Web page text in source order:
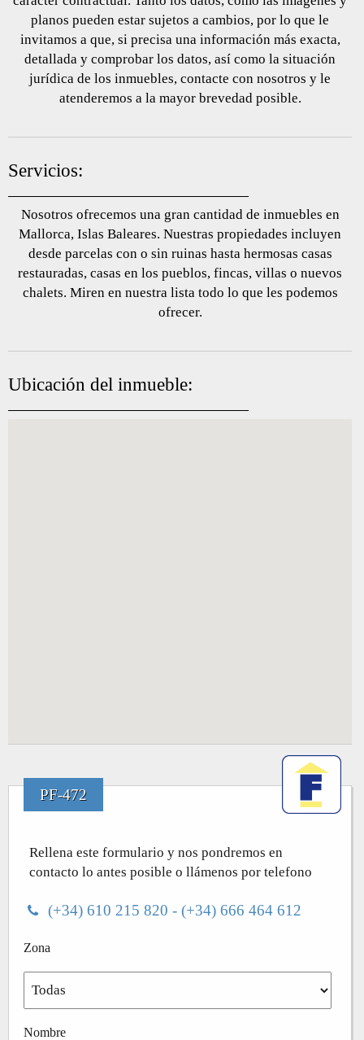
planos pueden estar sujetos a cambios, por lo que le
invitamos a que, si precisa una información más exacta,
detallada y comprobar los datos, así como la situación
jurídica de los inmuebles, contacte con nosotros y le
atenderemos a la mayor brevedad posible.
Servicios:
Nosotros ofrecemos una gran cantidad de inmuebles en
Mallorca, Islas Baleares. Nuestras propiedades incluyen
desde parcelas con o sin ruinas hasta hermosas casas
restauradas, casas en los pueblos, fincas, villas o nuevos
chalets. Miren en nuestra lista todo lo que les podemos
ofrecer.
Ubicación del inmueble:
PF-472
Rellena este formulario y nos pondremos en
contacto lo antes posible o llámenos por telefono
(+34) 610 215 820 - (+34) 666 464 612
Zona
Nombre